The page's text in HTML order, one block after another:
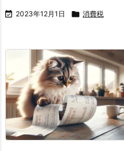
 2023年12月1日  消費税